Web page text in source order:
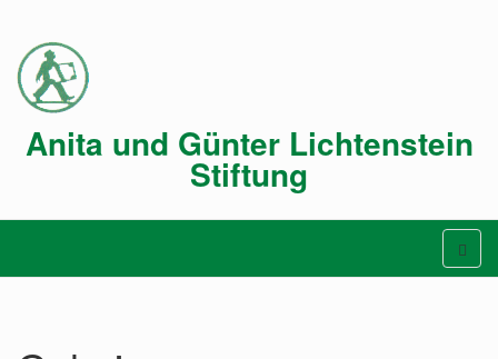
Anita und Günter Lichtenstein
Stiftung